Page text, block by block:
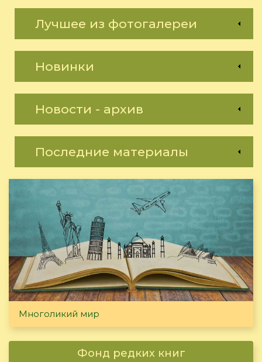
Лучшее из фотогалереи
Новинки
Новости - архив
Последние материалы
Многоликий мир
Фонд редких книг